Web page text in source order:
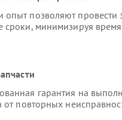
позволяют провести
сроки, минимизируя время
гарантия на
от повторных